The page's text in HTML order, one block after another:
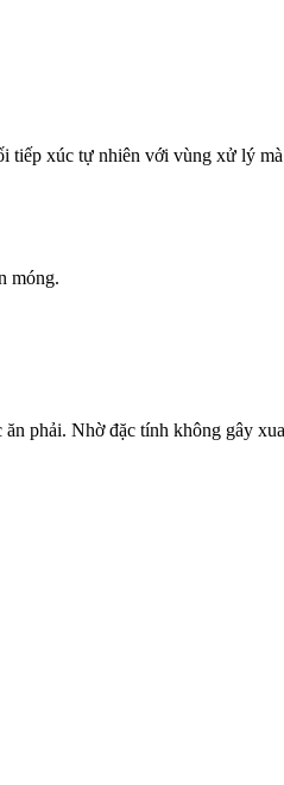
tiếp xúc tự nhiên với vùng xử lý
móng.
phải. Nhờ đặc tính không gây